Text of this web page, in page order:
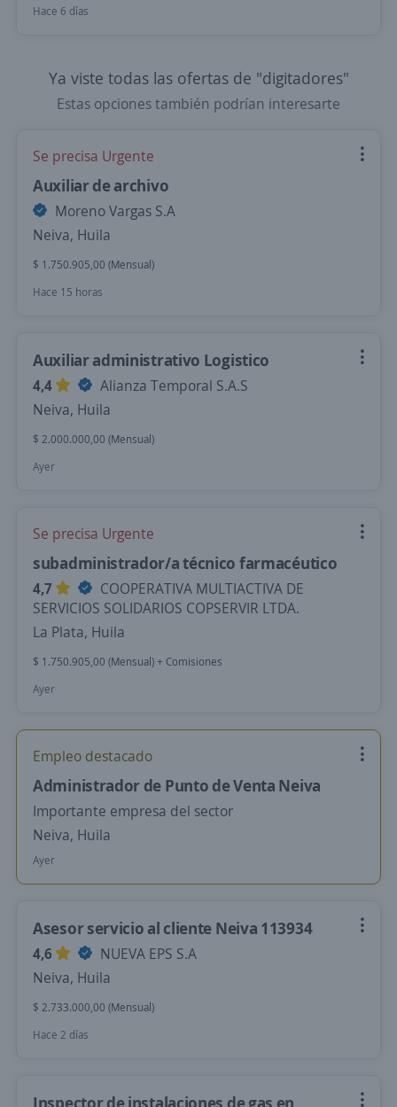
Hace 6 días
Ya viste todas las ofertas de "digitadores"
Estas opciones también podrían interesarte
Se precisa Urgente
Auxiliar de archivo
Moreno Vargas S.A
Neiva, Huila
$ 1.750.905,00 (Mensual)
Hace 15 horas
Auxiliar administrativo Logistico
4,4
Alianza Temporal S.A.S
Neiva, Huila
$ 2.000.000,00 (Mensual)
Ayer
Se precisa Urgente
subadministrador/a técnico farmacéutico
4,7
COOPERATIVA MULTIACTIVA DE
SERVICIOS SOLIDARIOS COPSERVIR LTDA.
La Plata, Huila
$ 1.750.905,00 (Mensual) + Comisiones
Ayer
Empleo destacado
Administrador de Punto de Venta Neiva
Importante empresa del sector
Neiva, Huila
Ayer
Asesor servicio al cliente Neiva 113934
4,6
NUEVA EPS S.A
Neiva, Huila
$ 2.733.000,00 (Mensual)
Hace 2 días
Inspector de instalaciones de gas en